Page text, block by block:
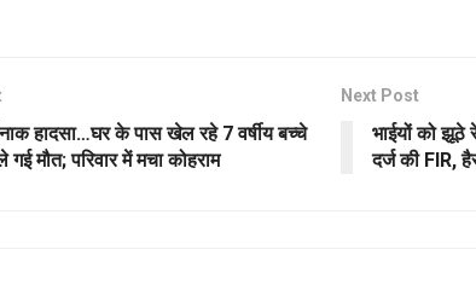
हादसा…घर के पास खेल रहे 7 वर्षीय बच्चे
मौत; परिवार में मचा कोहराम
Next Post
भाईयों को
दर्ज की FIR,